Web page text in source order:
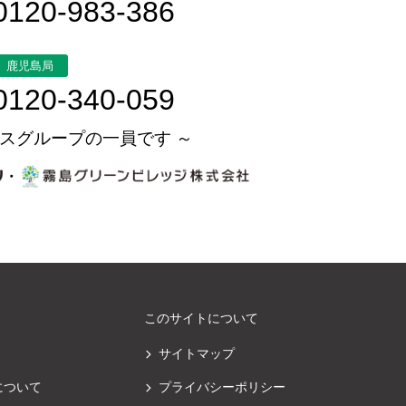
983-386
鹿児島局
340-059
グループの一員です ～
・
いて
このサイトについて
サイトマップ
プライバシーポリシー